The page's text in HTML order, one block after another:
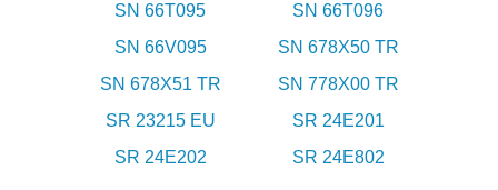
SN 66T095
SN 66T096
SN 66V095
SN 678X50 TR
SN 678X51 TR
SN 778X00 TR
SR 23215 EU
SR 24E201
SR 24E202
SR 24E802